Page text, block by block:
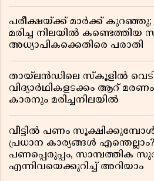
പരീക്ഷയ്ക്ക് മാർക്ക് കുറഞ്ഞു;
മരിച്ച നിലയിൽ കണ്ടെത്തിയ
അധ്യാപികക്കെതിരെ പരാതി
തായ്‌ലൻഡിലെ സ്‌കൂളിൽ
വിദ്യാർഥികളടക്കം ആറ്
കാരനും മരിച്ചനിലയിൽ
വീട്ടിൽ പണം സൂക്ഷിക്കുമ്പോൾ
പ്രധാന കാര്യങ്ങൾ
പണപ്പെരുപ്പം, സാമ്പത്തിക
എന്നിവയെക്കുറിച്ച് അറിയാം